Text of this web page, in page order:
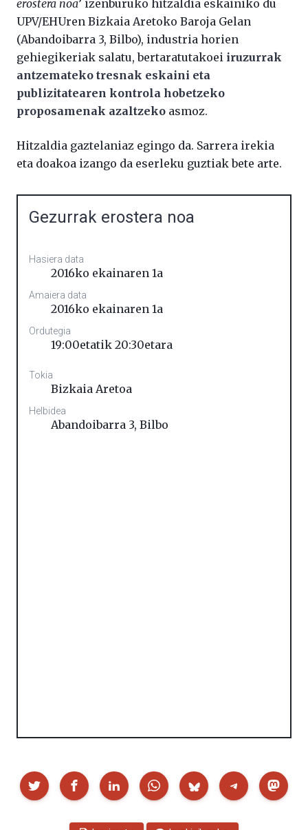
erostera noa’ izenburuko hitzaldia eskainiko du
UPV/EHUren Bizkaia Aretoko Baroja Gelan
(Abandoibarra 3, Bilbo), industria horien
gehiegikeriak salatu, bertaratutakoei iruzurrak
antzemateko tresnak eskaini eta
publizitatearen kontrola hobetzeko
proposamenak azaltzeko asmoz.
Hitzaldia gaztelaniaz egingo da. Sarrera irekia
eta doakoa izango da eserleku guztiak bete arte.
Gezurrak erostera noa
Hasiera data
2016ko ekainaren 1a
Amaiera data
2016ko ekainaren 1a
Ordutegia
19:00etatik 20:30etara
Tokia
Bizkaia Aretoa
Helbidea
Abandoibarra 3, Bilbo
Partekatu